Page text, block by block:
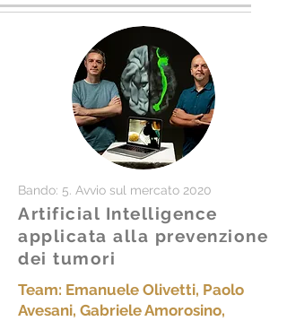
Bando: 5. Avvio sul mercato 2020
Artificial Intelligence
applicata alla prevenzione
dei tumori
Team: Emanuele Olivetti, Paolo
Avesani, Gabriele Amorosino,